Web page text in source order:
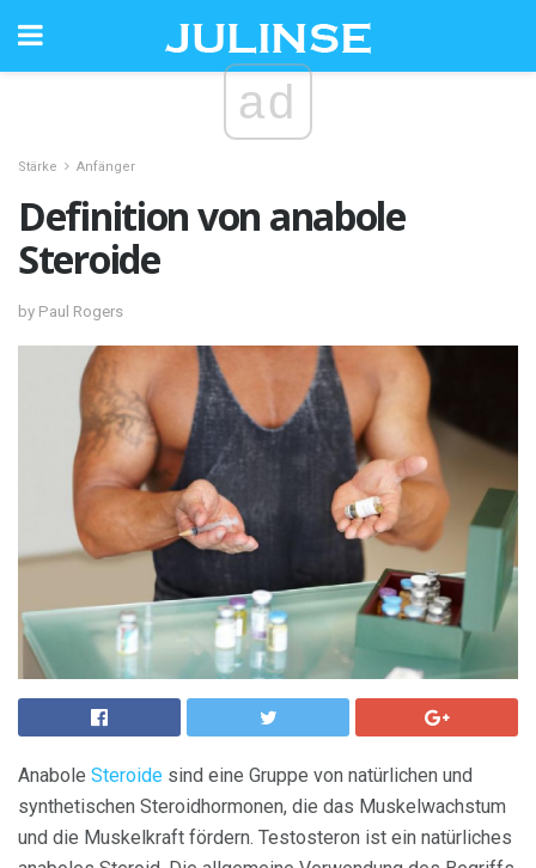
ad
Stärke Anfänger
Definition von anabole
Steroide
by Paul Rogers
Anabole Steroide sind eine Gruppe von natürlichen und
synthetischen Steroidhormonen, die das Muskelwachstum
und die Muskelkraft fördern. Testosteron ist ein natürliches